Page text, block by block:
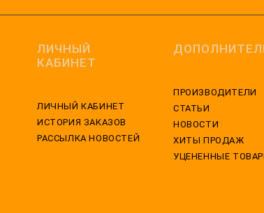
ЛИЧНЫЙ
КАБИНЕТ
ЛИЧНЫЙ КАБИНЕТ
ИСТОРИЯ ЗАКАЗОВ
РАССЫЛКА НОВОСТЕЙ
ПРОИЗВОДИТЕЛИ
СТАТЬИ
НОВОСТИ
ХИТЫ ПРОДАЖ
УЦЕНЕННЫЕ